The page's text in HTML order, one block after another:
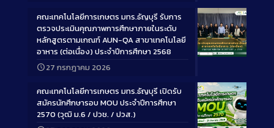
Long
คณะเทคโนโลยีการเกษตร มทร.ธัญบุรี รับการ
ตรวจประเมินคุณภาพการศึกษาภายในระดับ
หลักสูตรตามเกณฑ์ AUN-QA สาขาเทคโนโลยี
อาหาร (ต่อเนื่อง) ประจำปีการศึกษา 2568
27 กรกฎาคม 2026
คณะเทคโนโลยีการเกษตร มทร.ธัญบุรี เปิดรับ
สมัครนักศึกษารอบ MOU ประจำปีการศึกษา
2570 (วุฒิ ม.6 / ปวช. / ปวส.)